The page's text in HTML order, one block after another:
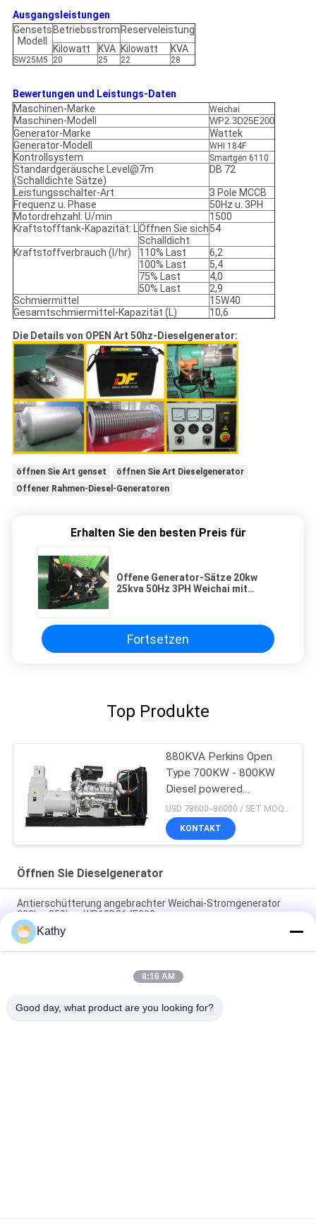
Ausgangsleistungen
Gensets
Modell
Betriebsstrom Reserveleistung
Kilowatt
KVA Kilowatt KVA
SW25M5 20 25 22 28
Bewertungen und Leistungs-Daten
Maschinen-Marke
Weichai
Maschinen-Modell WP2.3D25E200
Generator-Marke
Wattek
Generator-Modell
WHI 184F
Kontrollsystem Smartgen 6110
Standardgeräusche Level@7m
(Schalldichte Sätze)
DB 72
Leistungsschalter-Art
3 Pole MCCB
Frequenz u. Phase
50Hz u. 3PH
Motordrehzahl: U/min
1500
Kraftstofftank-Kapazität: LÖffnen Sie sich54
Schalldicht
Kraftstoffverbrauch (l/hr)
110% Last
6,2
100% Last
5,4
75% Last
4,0
50% Last
2,9
Schmiermittel
15W40
Gesamtschmiermittel-Kapazität (L)
10,6
Die Details von OPEN Art 50hz-Dieselgenerator:
öffnen Sie Art genset
öffnen Sie Art Dieselgenerator
Offener Rahmen-Diesel-Generatoren
Erhalten Sie den besten Preis für
Offene Generator-Sätze 20kw
25kva 50Hz 3PH Weichai mit
Fortsetzen
Top Produkte
880KVA Perkins Open
Type 700KW - 800KW
Diesel powered
Generator for Industrial USD 78600--86000 / SET MOQ:1 Satz
KONTAKT
Öffnen Sie Dieselgenerator
Antierschütterung angebrachter Weichai-Stromgenerator
200kw 250kva WP10D264E200
offene Dieselzylinder WP10D238E200 180kw 225kva WEICHAI
generator-4
4 offener Dieselgenerator 300kw 375kva der Zylinder-
Kathy
8:16 AM
Good day, what product are you looking for?